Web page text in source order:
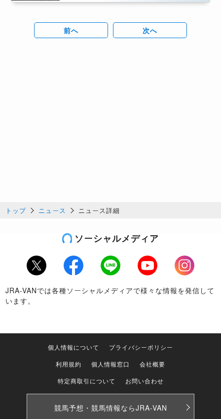
前へ 次へ
トップ ニュース ニュース詳細
ソーシャルメディア
Twitter Facebook LINE Youtube
Instagram
JRA-VANでは各種ソーシャルメディアで様々な情報を発信して
います。
個人情報について
プライバシーポリシー
利用規約
個人情報窓口
会社概要
特定商取引について
お問い合わせ
競馬予想・競馬情報ならJRA-VAN